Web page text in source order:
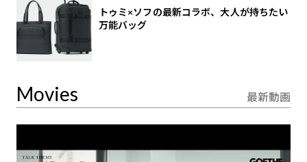
トゥミ×ソフの最新コラボ、大人が持ちたい
万能バッグ
Movies 最新動画